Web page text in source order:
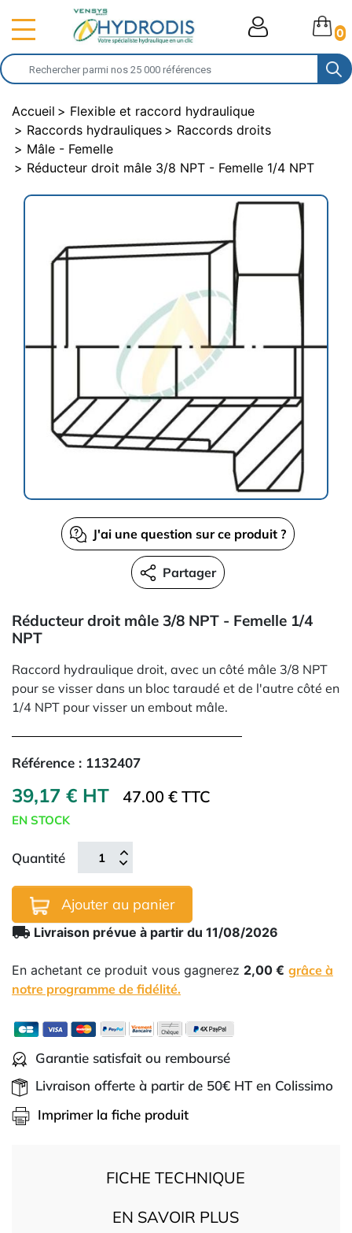
0
Accueil
Flexible et raccord hydraulique
Raccords hydrauliques
Raccords droits
Mâle - Femelle
Réducteur droit mâle 3/8 NPT - Femelle 1/4 NPT
J'ai une question sur ce produit ?
Partager
Réducteur droit mâle 3/8 NPT - Femelle 1/4
NPT
Raccord hydraulique droit, avec un côté mâle 3/8 NPT
pour se visser dans un bloc taraudé et de l'autre côté en
1/4 NPT pour visser un embout mâle.
Référence : 1132407
39,17 € HT 47.00 € TTC
EN STOCK
Quantité
Ajouter au panier
local_shipping Livraison prévue à partir du 11/08/2026
En achetant ce produit vous gagnerez 2,00 € grâce à
notre programme de fidélité.
Garantie satisfait ou remboursé
Livraison offerte à partir de 50€ HT en Colissimo
Imprimer la fiche produit
FICHE TECHNIQUE
EN SAVOIR PLUS